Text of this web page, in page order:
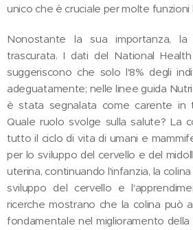
unico che è cruciale per molte funzioni
Nonostante la sua importanza,
trascurata. I dati del National
suggeriscono che solo l'8% degli
adeguatamente; nelle linee guida
è stata segnalata come carente in
Quale ruolo svolge sulla salute? La
tutto il ciclo di vita di umani e
per lo sviluppo del cervello e del
uterina, continuando l'infanzia, la
sviluppo del cervello e
ricerche mostrano che la colina può
fondamentale nel miglioramento della